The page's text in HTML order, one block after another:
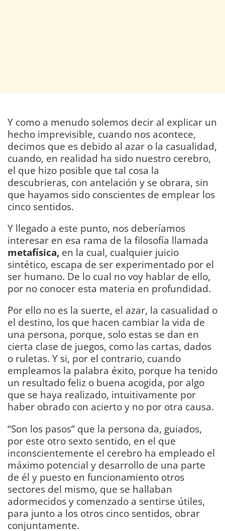
Y como a menudo solemos decir al explicar un
hecho imprevisible, cuando nos acontece,
decimos que es debido al azar o la casualidad,
cuando, en realidad ha sido nuestro cerebro,
el que hizo posible que tal cosa la
descubrieras, con antelación y se obrara, sin
que hayamos sido conscientes de emplear los
cinco sentidos.
Y llegado a este punto, nos deberíamos
interesar en esa rama de la filosofía llamada
metafísica, en la cual, cualquier juicio
sintético, escapa de ser experimentado por el
ser humano. De lo cual no voy hablar de ello,
por no conocer esta materia en profundidad.
Por ello no es la suerte, el azar, la casualidad o
el destino, los que hacen cambiar la vida de
una persona, porque, solo estas se dan en
cierta clase de juegos, como las cartas, dados
o ruletas. Y si, por el contrario, cuando
empleamos la palabra éxito, porque ha tenido
un resultado feliz o buena acogida, por algo
que se haya realizado, intuitivamente por
haber obrado con acierto y no por otra causa.
“Son los pasos” que la persona da, guiados,
por este otro sexto sentido, en el que
inconscientemente el cerebro ha empleado el
máximo potencial y desarrollo de una parte
de él y puesto en funcionamiento otros
sectores del mismo, que se hallaban
adormecidos y comenzado a sentirse útiles,
para junto a los otros cinco sentidos, obrar
conjuntamente.